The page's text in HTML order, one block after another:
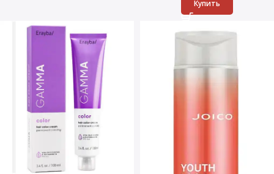
Купить